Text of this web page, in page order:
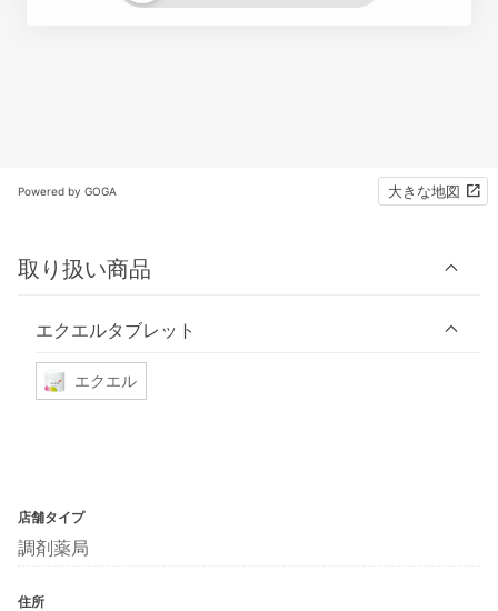
Powered by GOGA 大きな地図
取り扱い商品
エクエルタブレット
エクエル
店舗タイプ
調剤薬局
住所